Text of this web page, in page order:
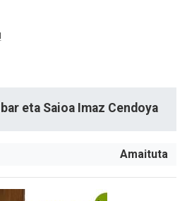
eta Saioa Imaz Cendoya
Amaituta